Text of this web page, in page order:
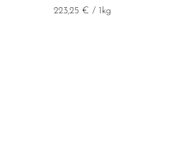
223,25 € / 1kg